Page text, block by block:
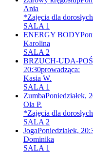
Ania
*Zajęcia dla
SALA 1
ENERGY BODY
Karolina
SALA 2
BRZUCH-UDA-
20:30prowadząca:
Kasia W.
SALA 1
ZumbaPoniedziałek,
Ola P.
*Zajęcia dla
SALA 2
JogaPoniedziałek,
Dominika
SALA 1